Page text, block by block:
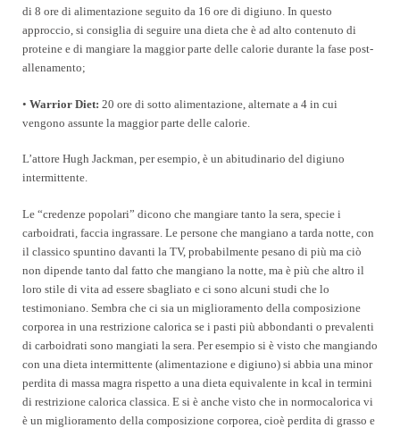
di 8 ore di alimentazione seguito da 16 ore di digiuno. In questo
approccio, si consiglia di seguire una dieta che è ad alto contenuto di
proteine e di mangiare la maggior parte delle calorie durante la fase post-
allenamento;
• Warrior Diet: 20 ore di sotto alimentazione, alternate a 4 in cui
vengono assunte la maggior parte delle calorie.
L’attore Hugh Jackman, per esempio, è un abitudinario del digiuno
intermittente.
Le “credenze popolari” dicono che mangiare tanto la sera, specie i
carboidrati, faccia ingrassare. Le persone che mangiano a tarda notte, con
il classico spuntino davanti la TV, probabilmente pesano di più ma ciò
non dipende tanto dal fatto che mangiano la notte, ma è più che altro il
loro stile di vita ad essere sbagliato e ci sono alcuni studi che lo
testimoniano. Sembra che ci sia un miglioramento della composizione
corporea in una restrizione calorica se i pasti più abbondanti o prevalenti
di carboidrati sono mangiati la sera. Per esempio si è visto che mangiando
con una dieta intermittente (alimentazione e digiuno) si abbia una minor
perdita di massa magra rispetto a una dieta equivalente in kcal in termini
di restrizione calorica classica. E si è anche visto che in normocalorica vi
è un miglioramento della composizione corporea, cioè perdita di grasso e